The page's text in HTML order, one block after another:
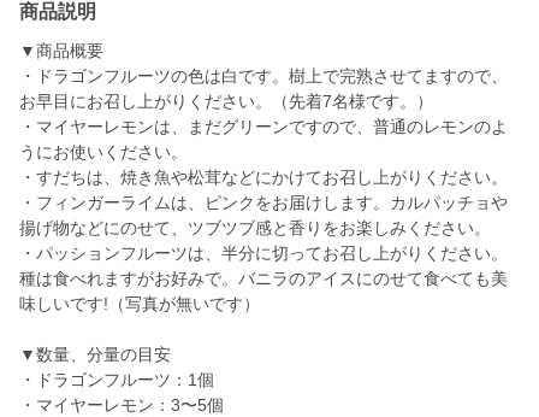
商品説明
▼商品概要
・ドラゴンフルーツの色は白です。樹上で完熟させてますので、
お早目にお召し上がりください。（先着7名様です。）
・マイヤーレモンは、まだグリーンですので、普通のレモンのよ
うにお使いください。
・すだちは、焼き魚や松茸などにかけてお召し上がりください。
・フィンガーライムは、ピンクをお届けします。カルパッチョや
揚げ物などにのせて、ツブツブ感と香りをお楽しみください。
・パッションフルーツは、半分に切ってお召し上がりください。
種は食べれますがお好みで。バニラのアイスにのせて食べても美
味しいです!（写真が無いです）
▼数量、分量の目安
・ドラゴンフルーツ：1個
・マイヤーレモン：3〜5個